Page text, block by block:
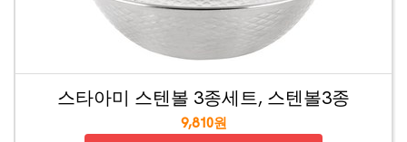
스타아미 스텐볼 3종세트, 스텐볼3종
9,810원